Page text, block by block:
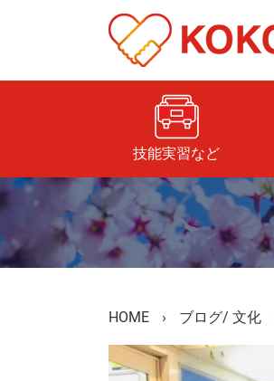
技能実習など
HOME › ブログ/ 文化